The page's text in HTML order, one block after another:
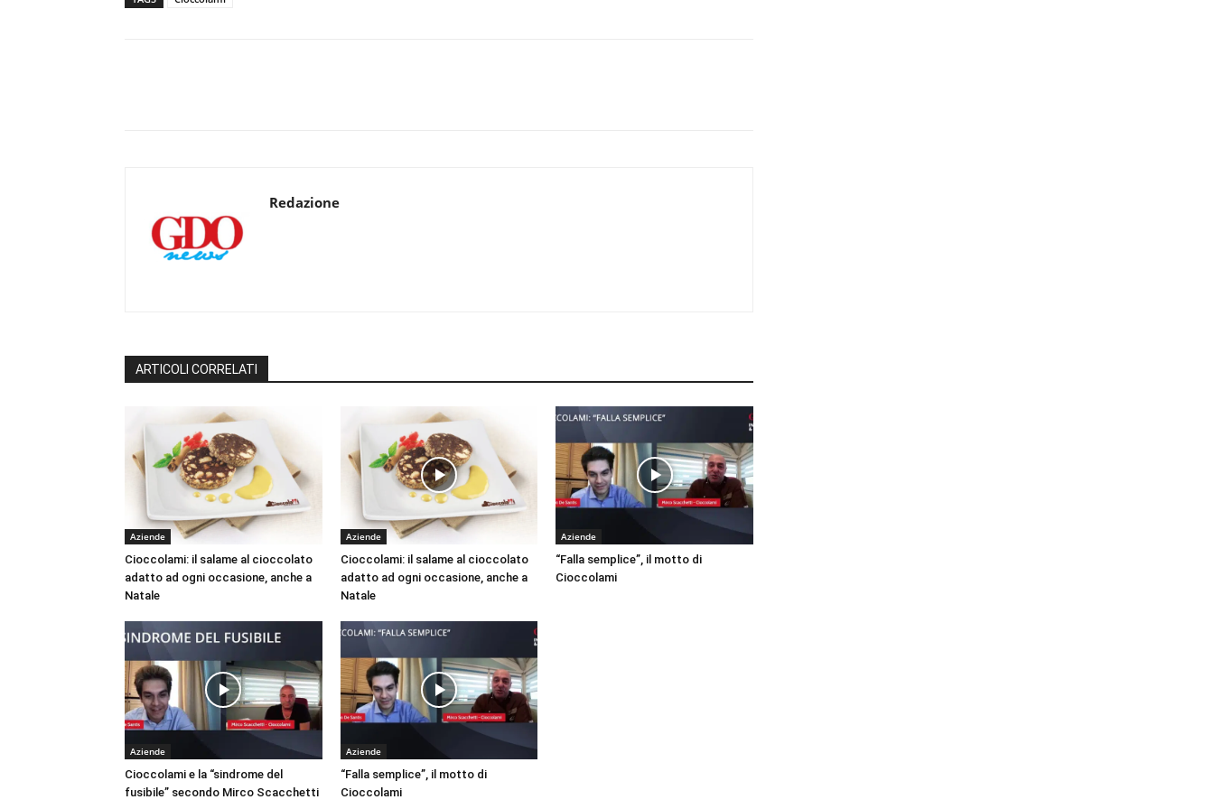
Redazione
ARTICOLI CORRELATI
Aziende
Cioccolami: il salame al cioccolato
adatto ad ogni occasione, anche a
Natale
Aziende
Cioccolami: il salame al cioccolato
adatto ad ogni occasione, anche a
Natale
Aziende
“Falla semplice”, il motto di
Cioccolami
Aziende
Cioccolami e la “sindrome del
fusibile” secondo Mirco Scacchetti
Aziende
“Falla semplice”, il motto di
Cioccolami